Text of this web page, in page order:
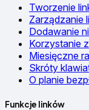
Tworzenie
Zarządzanie
Dodawanie
Korzystanie
Miesięczne
Skróty
O planie
Funkcje linków